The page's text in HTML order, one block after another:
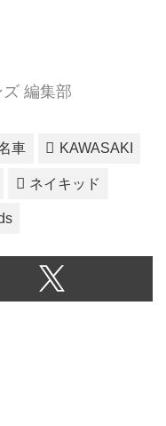
編集部
車 KAWASAKI
ネイキッド